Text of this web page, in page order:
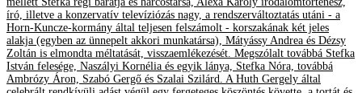
író, illetve a konzervatív televíziózás nagy, a rendszerváltoztatás utáni - a
Horn-Kuncze-kormány által teljesen felszámolt - korszakának két jeles
alakja (egyben az ünnepelt akkori munkatársa), Mátyássy Andrea és Dézsy
Zoltán is elmondta méltatását, visszaemlékezését. Megszólalt továbbá Stefka
István felesége, Naszályi Kornélia és egyik lánya, Stefka Nóra, továbbá
Ambrózy Áron, Szabó Gergő és Szalai Szilárd. A Huth Gergely által